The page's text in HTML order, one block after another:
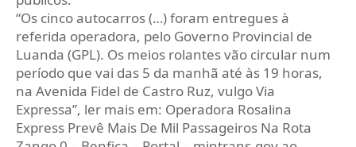
“Os cinco autocarros (…) foram entregues à
referida operadora, pelo Governo Provincial de
Luanda (GPL). Os meios rolantes vão circular num
período que vai das 5 da manhã até às 19 horas,
na Avenida Fidel de Castro Ruz, vulgo Via
Expressa”, ler mais em: Operadora Rosalina
Express Prevê Mais De Mil Passageiros Na Rota